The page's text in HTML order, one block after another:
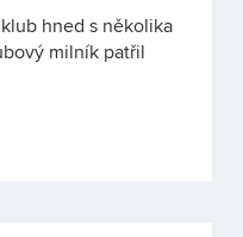
hned s několika
milník patřil